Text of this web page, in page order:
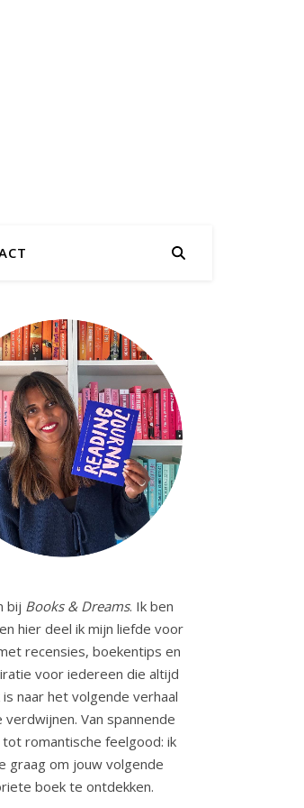
bij Books & Dreams. Ik ben
hier deel ik mijn liefde voor
recensies, boekentips en
voor iedereen die altijd
naar het volgende verhaal
verdwijnen. Van spannende
romantische feelgood: ik
graag om jouw volgende
boek te ontdekken.